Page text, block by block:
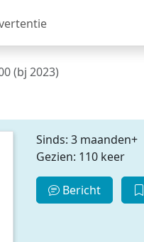
(bj 2023)
Sinds: 3 maanden+
Gezien: 110 keer
Bericht